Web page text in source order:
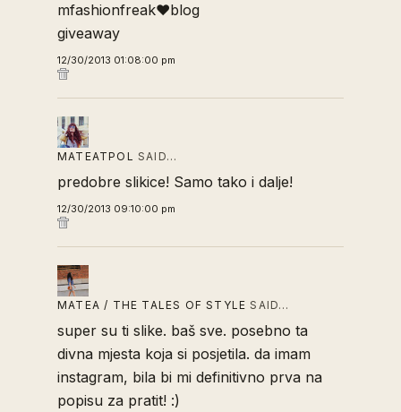
mfashionfreak♥blog
giveaway
12/30/2013 01:08:00 pm
MATEATPOL SAID…
predobre slikice! Samo tako i dalje!
12/30/2013 09:10:00 pm
MATEA / THE TALES OF STYLE SAID…
super su ti slike. baš sve. posebno ta
divna mjesta koja si posjetila. da imam
instagram, bila bi mi definitivno prva na
popisu za pratit! :)